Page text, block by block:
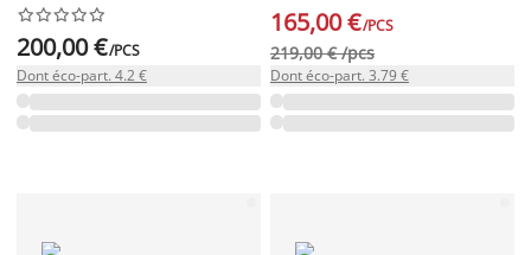






200,00 €/PCS
Dont éco-part. 4.2 €
165,00 €/PCS
219,00 € /pcs
Dont éco-part. 3.79 €